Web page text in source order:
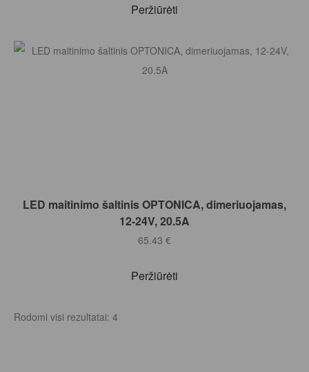
Peržiūrėti
Į KREPŠELĮ
LED maitinimo šaltinis OPTONICA, dimeriuojamas,
12-24V, 20.5A
65.43 €
Peržiūrėti
Rodomi visi rezultatai: 4